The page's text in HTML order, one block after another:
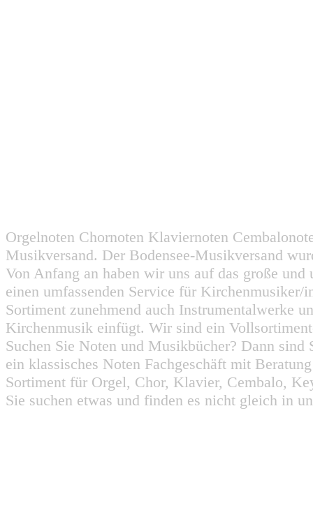
Orgelnoten Chornoten Klaviernoten
Musikversand. Der Bodensee-Musikversand
Von Anfang an haben wir uns auf das große
einen umfassenden Service für
Sortiment zunehmend auch Instrumentalwerke
Kirchenmusik einfügt. Wir sind ein
Suchen Sie Noten und Musikbücher? Dann
ein klassisches Noten Fachgeschäft mit
Sortiment für Orgel, Chor, Klavier, Cembalo,
Sie suchen etwas und finden es nicht gleich in